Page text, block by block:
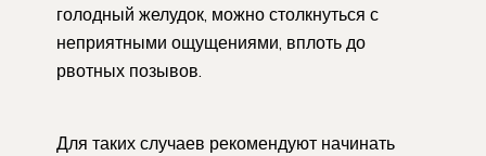
голодный желудок, можно столкнуться с
неприятными ощущениями, вплоть до
рвотных позывов.
Для таких случаев рекомендуют начинать